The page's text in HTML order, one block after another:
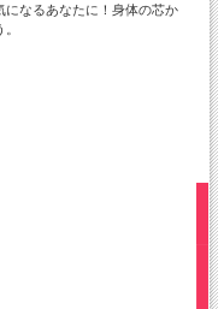
になるあなたに！身体の芯か